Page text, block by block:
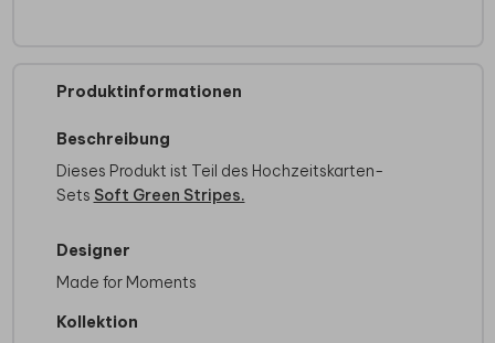
Produktinformationen
Beschreibung
Dieses Produkt ist Teil des Hochzeitskarten-
Sets Soft Green Stripes.
Designer
Made for Moments
Kollektion